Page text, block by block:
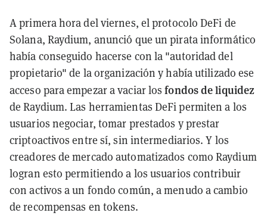
A primera hora del viernes, el protocolo DeFi de
Solana, Raydium, anunció que un pirata informático
había conseguido hacerse con la "autoridad del
propietario" de la organización y había utilizado ese
acceso para empezar a vaciar losfondos de liquidez
de Raydium. Las herramientas DeFi permiten a los
usuarios negociar, tomar prestados y prestar
criptoactivos entre sí, sin intermediarios. Y los
creadores de mercado automatizados como Raydium
logran esto permitiendo a los usuarios contribuir
con activos a un fondo común, a menudo a cambio
de recompensas en tokens.